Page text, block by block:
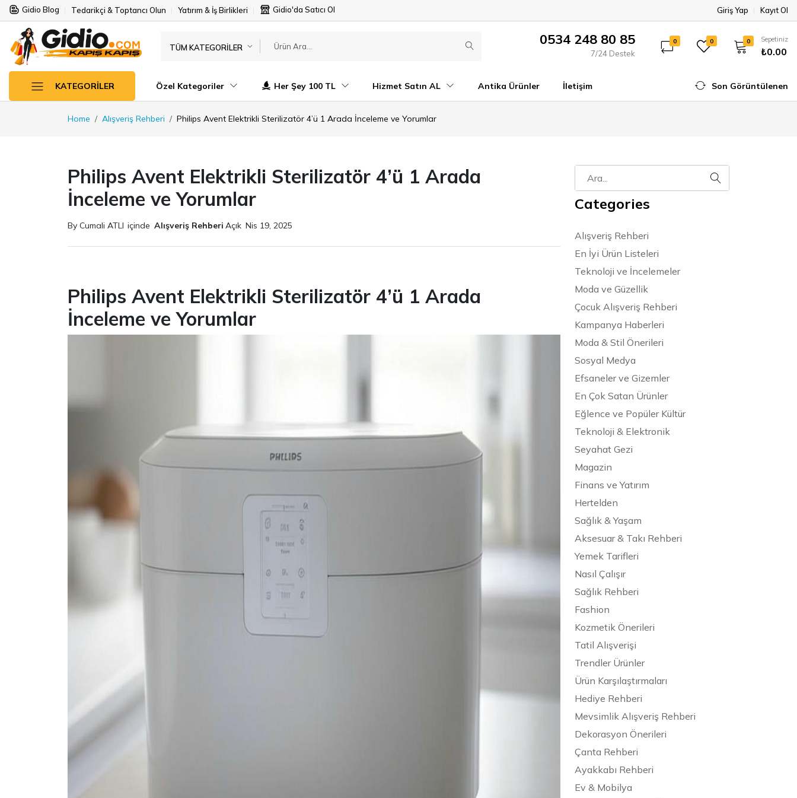
Gidio Blog Tedarikçi & Toptancı Olun Yatırım & İş Birlikleri Gidio'da Satıcı Ol Giriş Yap Kayıt Ol
TÜM KATEGORILER 0534 248 80 85
7/24 Destek
0 0 0 Sepetiniz
₺0.00
KATEGORILER Özel Kategoriler Her Şey 100 TL Hizmet Satın AL Antika Ürünler İletişim Son Görüntülenen
Home Alışveriş Rehberi Philips Avent Elektrikli Sterilizatör 4’ü 1 Arada İnceleme ve Yorumlar
Philips Avent Elektrikli Sterilizatör 4’ü 1 Arada
İnceleme ve Yorumlar
By Cumali ATLI içinde Alışveriş Rehberi Açık Nis 19, 2025
Philips Avent Elektrikli Sterilizatör 4’ü 1 Arada
İnceleme ve Yorumlar
Categories
Alışveriş Rehberi
En İyi Ürün Listeleri
Teknoloji ve İncelemeler
Moda ve Güzellik
Çocuk Alışveriş Rehberi
Kampanya Haberleri
Moda & Stil Önerileri
Sosyal Medya
Efsaneler ve Gizemler
En Çok Satan Ürünler
Eğlence ve Popüler Kültür
Teknoloji & Elektronik
Seyahat Gezi
Magazin
Finans ve Yatırım
Hertelden
Sağlık & Yaşam
Aksesuar & Takı Rehberi
Yemek Tarifleri
Nasıl Çalışır
Sağlık Rehberi
Fashion
Kozmetik Önerileri
Tatil Alışverişi
Trendler Ürünler
Ürün Karşılaştırmaları
Hediye Rehberi
Mevsimlik Alışveriş Rehberi
Dekorasyon Önerileri
Çanta Rehberi
Ayakkabı Rehberi
Ev & Mobilya